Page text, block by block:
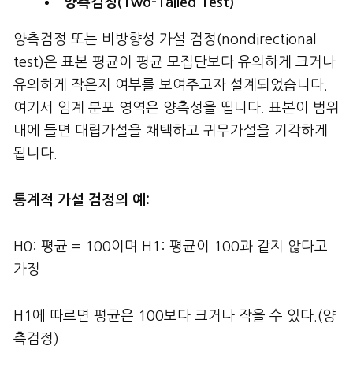
양측검정 또는 비방향성 가설 검정(nondirectional
test)은 표본 평균이 평균 모집단보다 유의하게 크거나
유의하게 작은지 여부를 보여주고자 설계되었습니다.
여기서 임계 분포 영역은 양측성을 띱니다. 표본이 범위
내에 들면 대립가설을 채택하고 귀무가설을 기각하게
됩니다.
통계적 가설 검정의 예:
H0: 평균 = 100이며 H1: 평균이 100과 같지 않다고
가정
H1에 따르면 평균은 100보다 크거나 작을 수 있다.(양
측검정)